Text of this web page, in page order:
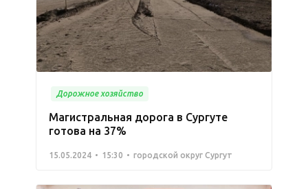
Дорожное хозяйство
Магистральная дорога в Сургуте
готова на 37%
15.05.2024 15:30 городской округ Сургут